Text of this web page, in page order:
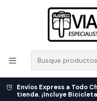
Envíos Express a Todo
tienda. ¡Incluye